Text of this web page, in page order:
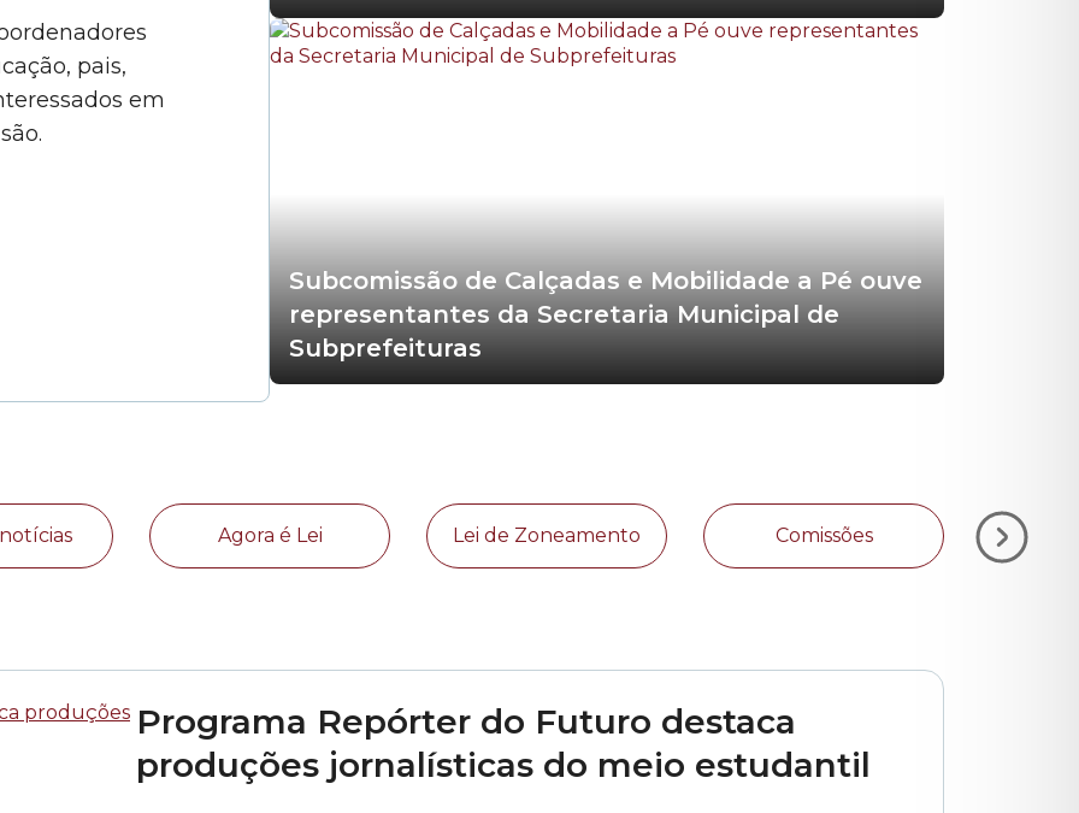
pais,
em
Subcomissão de Calçadas e Mobilidade a Pé ouve
representantes da Secretaria Municipal de
Subprefeituras
Agora é Lei Lei de Zoneamento Comissões
Programa Repórter do Futuro destaca
produções jornalísticas do meio estudantil